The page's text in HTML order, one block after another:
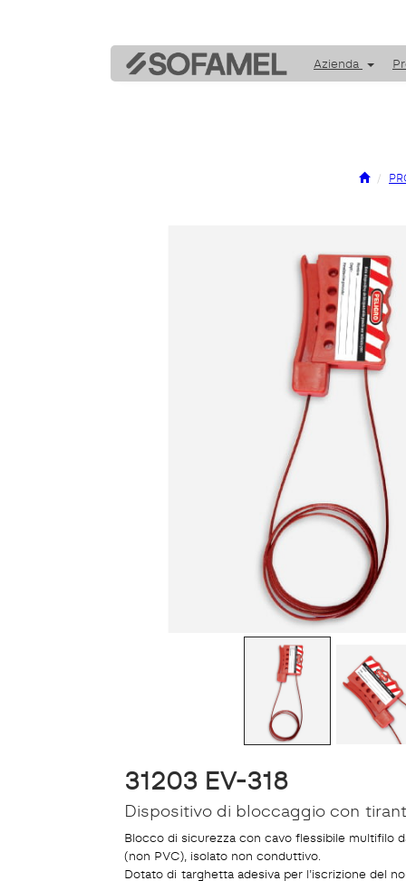
Azienda
31203 EV-318
Dispositivo di bloccaggio con
Blocco di sicurezza con cavo flessibile multifilo
(non PVC), isolato non conduttivo.
Dotato di targhetta adesiva per l’iscrizione del